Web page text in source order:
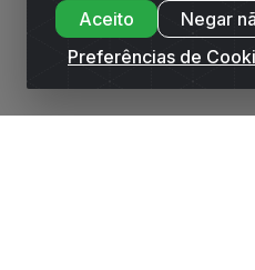
Aceito
Negar
Preferências de
Andrade